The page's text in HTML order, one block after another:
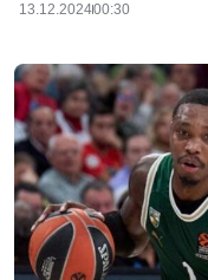
13.12.202400:30